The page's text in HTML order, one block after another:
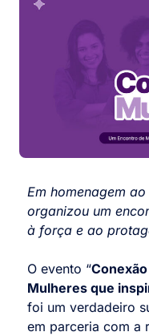
Em homenagem
organizou um
à força e ao
O evento “
Mulheres que
foi um verdadeiro
em parceria com a